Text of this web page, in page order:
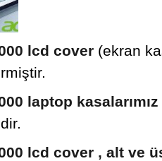
lcd cover(ekran
laptop kasalarımız
lcd cover , alt ve